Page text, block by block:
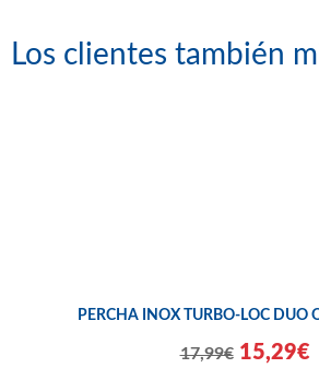
Los clientes también
PERCHA INOX TURBO-LOC DUO
17,99€ 15,29€